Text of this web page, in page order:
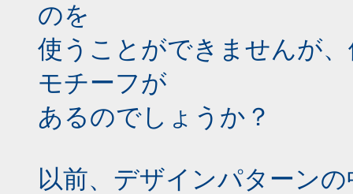
のを
使うことができませんが
モチーフが
あるのでしょうか？
以前、デザインパターン